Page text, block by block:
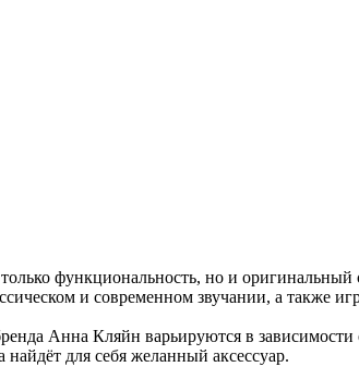
функциональность, но и
и современном звучании, а также
Анна Кляйн варьируются в зависимости
для себя желанный аксессуар.